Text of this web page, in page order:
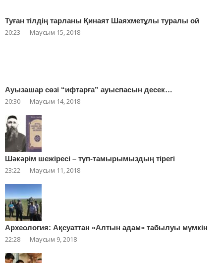
Туған тілдің тарланы Қинаят Шаяхметұлы туралы ой
20:23 Маусым 15, 2018
Ауызашар сөзі “ифтарға” ауыспасын десек…
20:30 Маусым 14, 2018
Шәкәрім шежіресі – түп-тамырымыздың тірегі
23:22 Маусым 11, 2018
Археология: Ақсуаттан «Алтын адам» табылуы мүмкін
22:28 Маусым 9, 2018